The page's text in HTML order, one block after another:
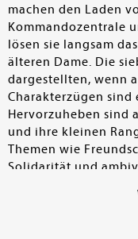
machen den Laden
Kommandozentrale
lösen sie langsam
älteren Dame. Die
dargestellten, wenn
Charakterzügen sind
Hervorzuheben sind
und ihre kleinen
Themen wie
Solidarität und
lebhaftem Ton